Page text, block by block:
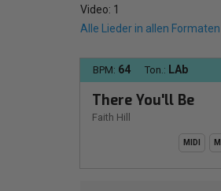
Video: 1
Alle Lieder in allen
BPM: 64 Ton.: LAb
There You'll Be
Faith Hill
MIDI